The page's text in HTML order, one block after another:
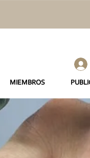
MIEMBROS